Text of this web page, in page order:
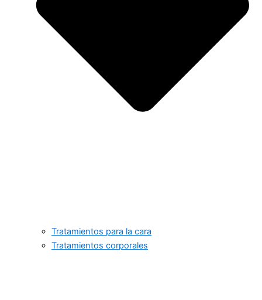
Tratamientos para la cara
Tratamientos corporales